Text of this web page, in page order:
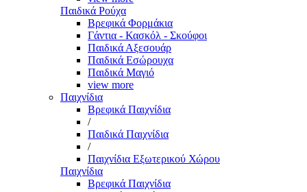
Παιδικά Ρούχα
Βρεφικά Φορμάκια
Γάντια - Κασκόλ - Σκούφοι
Παιδικά Αξεσουάρ
Παιδικά Εσώρουχα
Παιδικά Μαγιό
view more
Παιχνίδια
Βρεφικά Παιχνίδια
/
Παιδικά Παιχνίδια
/
Παιχνίδια Εξωτερικού Χώρου
Παιχνίδια
Βρεφικά Παιχνίδια